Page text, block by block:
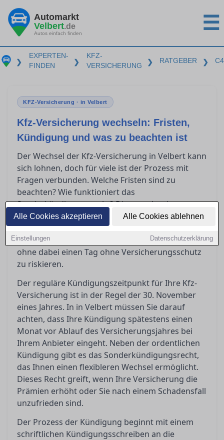
Alle Cookies akzeptieren Alle Cookies ablehnen
Einstellungen Datenschutzerklärung
Automarkt
Velbert.de
Autos einfach finden ☰
❯
EXPERTEN-
FINDEN
❯
KFZ-
VERSICHERUNG
❯ RATGEBER ❯
KFZ-Versicherung · in Velbert
Kfz-Versicherung wechseln: Fristen,
Kündigung und was zu beachten ist
Der Wechsel der Kfz-Versicherung in Velbert kann
sich lohnen, doch für viele ist der Prozess mit
Fragen verbunden. Welche Fristen sind zu
beachten? Wie funktioniert das
Sonderkündigungsrecht? Diese und weitere
Punkte sorgen häufig für Verwirrung. In diesem
Ratgeber erfahren Sie, wie Sie Ihre Kfz-
Versicherung effizient kündigen und wechseln,
ohne dabei einen Tag ohne Versicherungsschutz
zu riskieren.
Der reguläre Kündigungszeitpunkt für Ihre Kfz-
Versicherung ist in der Regel der 30. November
eines Jahres. In in Velbert müssen Sie darauf
achten, dass Ihre Kündigung spätestens einen
Monat vor Ablauf des Versicherungsjahres bei
Ihrem Anbieter eingeht. Neben der ordentlichen
Kündigung gibt es das Sonderkündigungsrecht,
das Ihnen einen flexibleren Wechsel ermöglicht.
Dieses Recht greift, wenn Ihre Versicherung die
Prämien erhöht oder Sie nach einem Schadensfall
unzufrieden sind.
Der Prozess der Kündigung beginnt mit einem
schriftlichen Kündigungsschreiben an die